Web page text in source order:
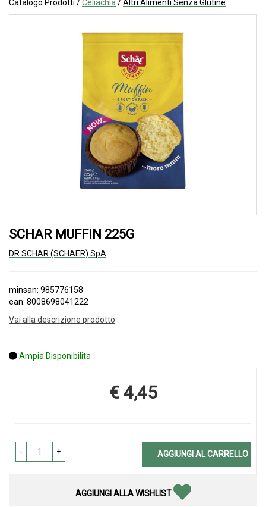
Catalogo Prodotti /Celiachia /Altri Alimenti Senza Glutine
SCHAR MUFFIN 225G
DR.SCHAR (SCHAER) SpA
minsan: 985776158
ean: 8008698041222
Vai alla descrizione prodotto
Ampia Disponibilita
Prezzo
€ 4,45
- + AGGIUNGI AL CARRELLO
AGGIUNGI ALLA WISHLIST